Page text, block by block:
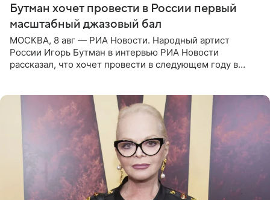
Бутман хочет провести в России первый
масштабный джазовый бал
МОСКВА, 8 авг — РИА Новости. Народный артист
России Игорь Бутман в интервью РИА Новости
рассказал, что хочет провести в следующем году в